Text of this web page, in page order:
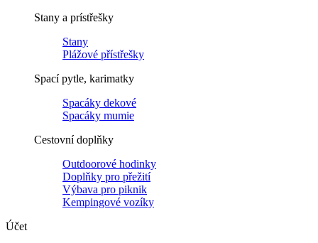
Stany a prístřešky
Stany
Plážové přístřešky
Spací pytle, karimatky
Spacáky dekové
Spacáky mumie
Cestovní doplňky
Outdoorové hodinky
Doplňky pro přežití
Výbava pro piknik
Kempingové vozíky
Účet